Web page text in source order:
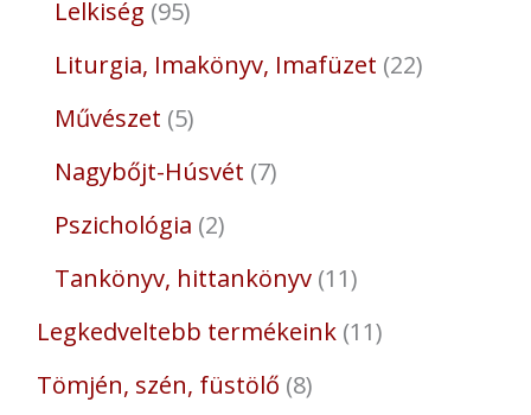
Lelkiség 95
Liturgia, Imakönyv, Imafüzet 22
Művészet 5
Nagybőjt-Húsvét 7
Pszichológia 2
Tankönyv, hittankönyv 11
Legkedveltebb termékeink 11
Tömjén, szén, füstölő 8